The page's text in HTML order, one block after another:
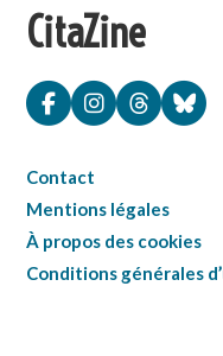
CitaZine
Contact
Mentions légales
À propos des cookies
Conditions générales